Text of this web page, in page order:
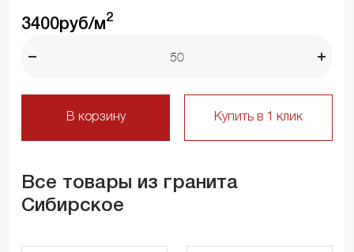
3400руб/м2
В корзину Купить в 1 клик
Все товары из гранита
Сибирское